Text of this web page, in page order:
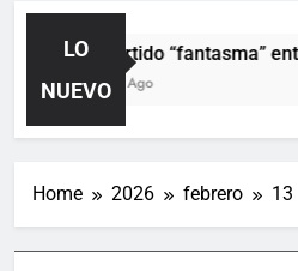
LO
NUEVO
El partido “fantasma”
3 Días Ago
Home 2026 febrero 13